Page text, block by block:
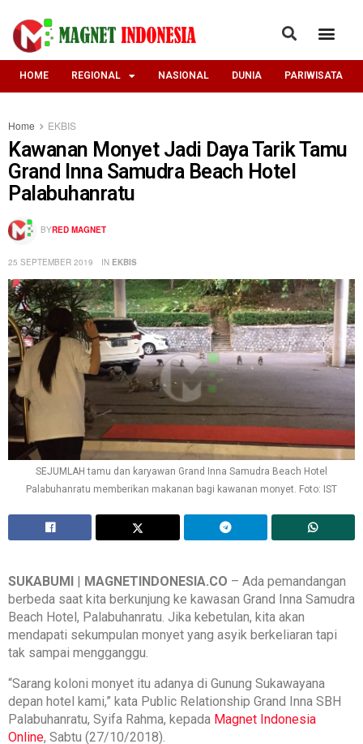
HOME REGIONAL NASIONAL DUNIA PARIWISATA
Home EKBIS
Kawanan Monyet Jadi Daya Tarik Tamu
Grand Inna Samudra Beach Hotel
Palabuhanratu
BYRED MAGNET
25 SEPTEMBER 2019 IN EKBIS
SEJUMLAH tamu dan karyawan Grand Inna Samudra Beach Hotel
Palabuhanratu memberikan makanan bagi kawanan monyet. Foto: IST
SUKABUMI | MAGNETINDONESIA.CO – Ada pemandangan
berbeda saat kita berkunjung ke kawasan Grand Inna Samudra
Beach Hotel, Palabuhanratu. Jika kebetulan, kita akan
mendapati sekumpulan monyet yang asyik berkeliaran tapi
tak sampai mengganggu.
“Sarang koloni monyet itu adanya di Gunung Sukawayana
depan hotel kami,” kata Public Relationship Grand Inna SBH
Palabuhanratu, Syifa Rahma, kepada Magnet Indonesia
Online, Sabtu (27/10/2018).